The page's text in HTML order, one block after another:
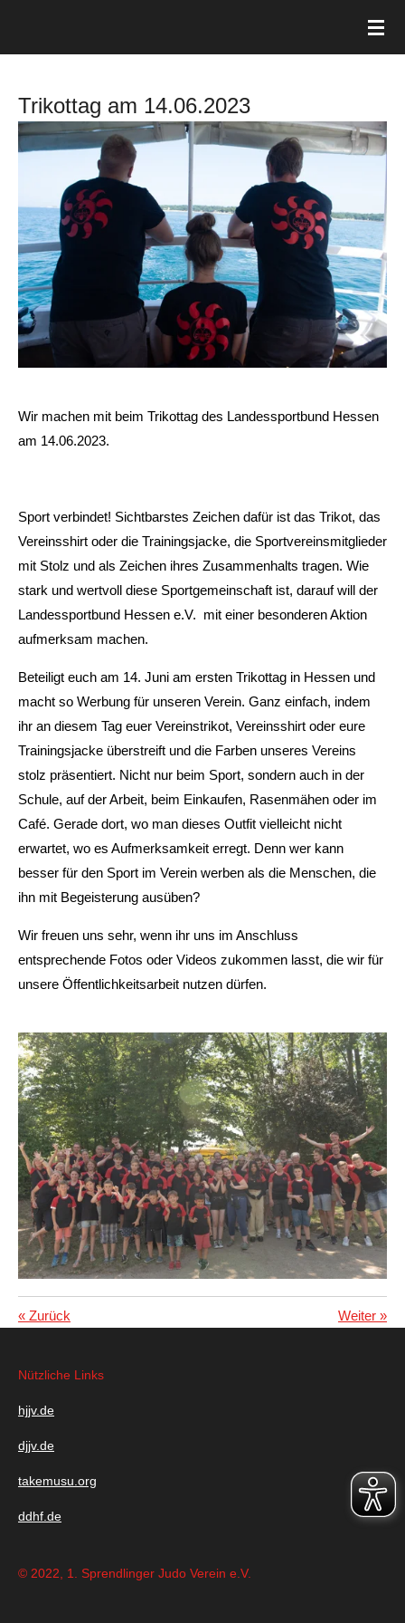
Trikottag am 14.06.2023
Wir machen mit beim Trikottag des Landessportbund Hessen
am 14.06.2023.
Sport verbindet! Sichtbarstes Zeichen dafür ist das Trikot, das
Vereinsshirt oder die Trainingsjacke, die Sportvereinsmitglieder
mit Stolz und als Zeichen ihres Zusammenhalts tragen. Wie
stark und wertvoll diese Sportgemeinschaft ist, darauf will der
Landessportbund Hessen e.V. mit einer besonderen Aktion
aufmerksam machen.
Beteiligt euch am 14. Juni am ersten Trikottag in Hessen und
macht so Werbung für unseren Verein. Ganz einfach, indem
ihr an diesem Tag euer Vereinstrikot, Vereinsshirt oder eure
Trainingsjacke überstreift und die Farben unseres Vereins
stolz präsentiert. Nicht nur beim Sport, sondern auch in der
Schule, auf der Arbeit, beim Einkaufen, Rasenmähen oder im
Café. Gerade dort, wo man dieses Outfit vielleicht nicht
erwartet, wo es Aufmerksamkeit erregt. Denn wer kann
besser für den Sport im Verein werben als die Menschen, die
ihn mit Begeisterung ausüben?
Wir freuen uns sehr, wenn ihr uns im Anschluss
entsprechende Fotos oder Videos zukommen lasst, die wir für
unsere Öffentlichkeitsarbeit nutzen dürfen.
« Zurück Weiter »
Nützliche Links
hjjv.de
djjv.de
takemusu.org
ddhf.de
© 2022, 1. Sprendlinger Judo Verein e.V.